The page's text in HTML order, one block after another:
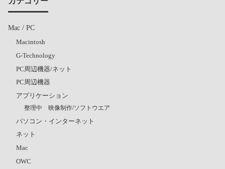
Mac / PC
Macintosh
G-Technology
PC周辺機器/ネット
PC周辺機器
アプリケーション
整理中 映像制作/ソフトウエア
パソコン・インターネット
ネット
Mac
OWC